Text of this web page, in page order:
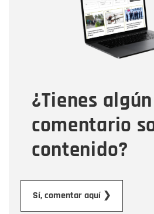
¿Tienes algún
comentario
contenido?
Sí, comentar aquí ❯
Correo electrónico
Tipo de comentario
Mensaje